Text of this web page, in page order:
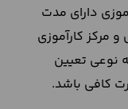
دارای مدت
کارآموزی
نوعی تعیین
کافی باشد.